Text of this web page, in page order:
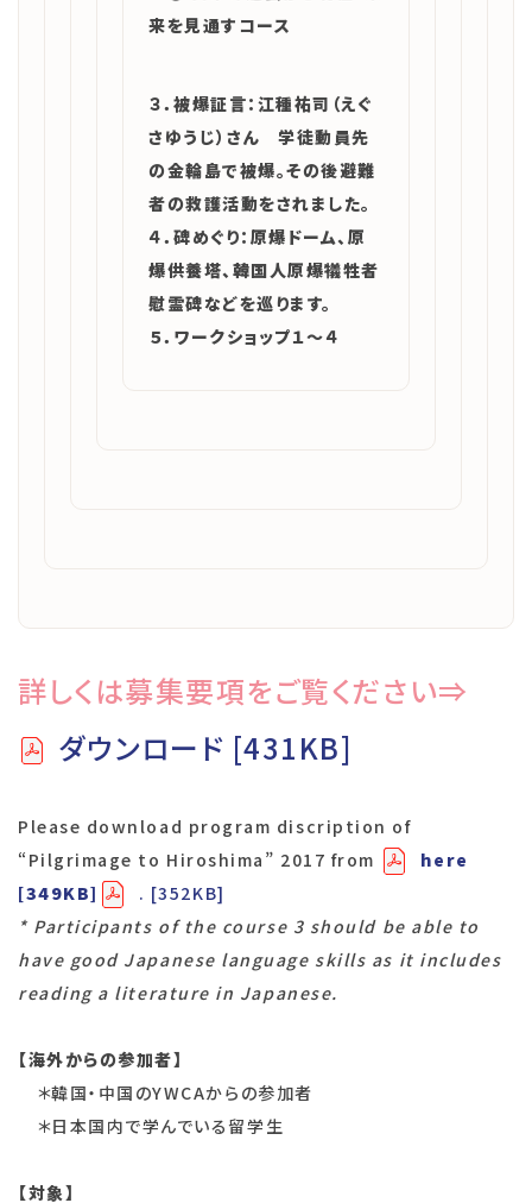
来を見通すコース
３．被爆証言：江種祐司（えぐ
さゆうじ）さん 学徒動員先
の金輪島で被爆。その後避難
者の救護活動をされました。
４．碑めぐり：原爆ドーム、原
爆供養塔、韓国人原爆犠牲者
慰霊碑などを巡ります。
５．ワークショップ１～４
詳しくは募集要項をご覧ください⇒
ダウンロード [431KB]
Please download program discription of
“Pilgrimage to Hiroshima” 2017 from
here
[349KB]
. [352KB]
* Participants of the course 3 should be able to
have good Japanese language skills as it includes
reading a literature in Japanese.
【海外からの参加者】
＊韓国・中国のYWCAからの参加者
＊日本国内で学んでいる留学生
【対象】